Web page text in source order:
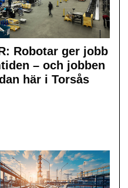
Robotar ger jobb
– och jobben
här i Torsås